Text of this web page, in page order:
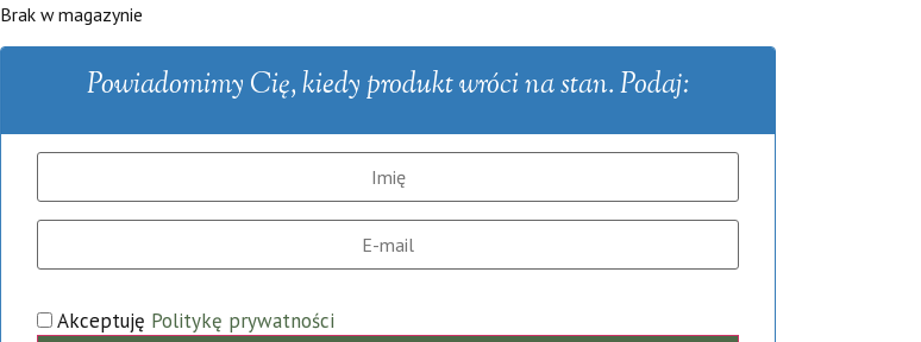
Brak w magazynie
Powiadomimy Cię, kiedy produkt wróci na stan. Podaj:
Akceptuję Politykę prywatności